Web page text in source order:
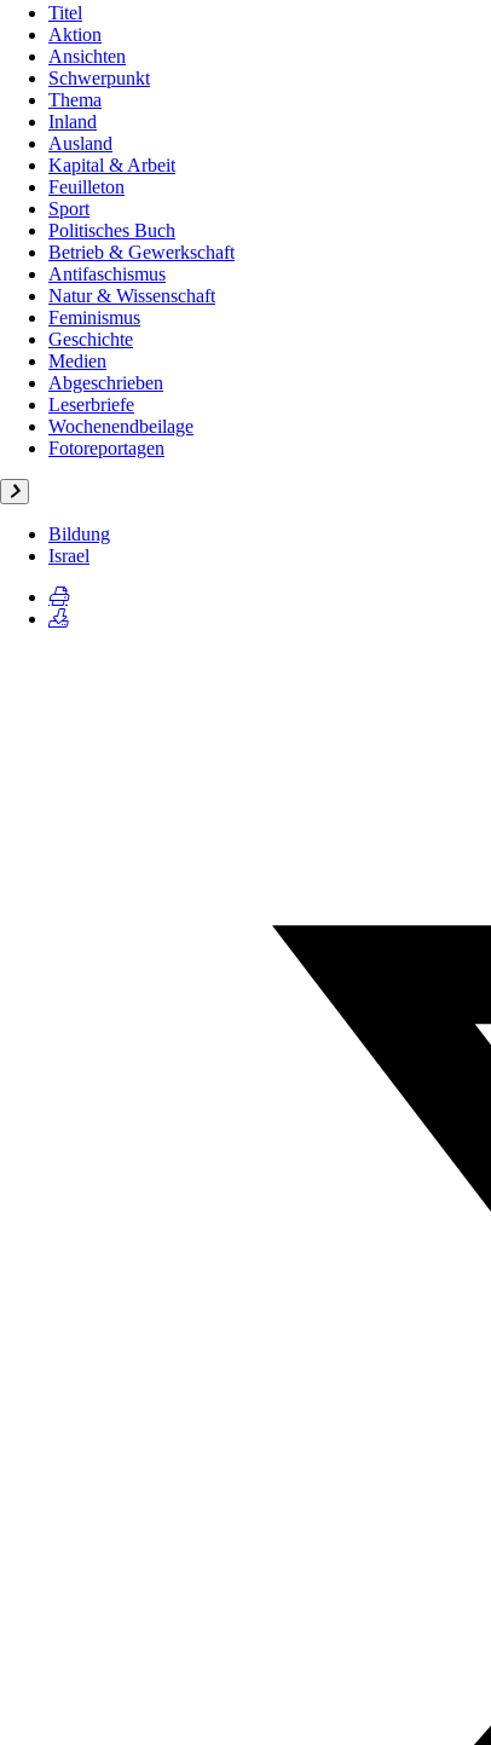
Titel
Aktion
Ansichten
Schwerpunkt
Thema
Inland
Ausland
Kapital & Arbeit
Feuilleton
Sport
Politisches Buch
Betrieb & Gewerkschaft
Antifaschismus
Natur & Wissenschaft
Feminismus
Geschichte
Medien
Abgeschrieben
Leserbriefe
Wochenendbeilage
Fotoreportagen
Bildung
Israel